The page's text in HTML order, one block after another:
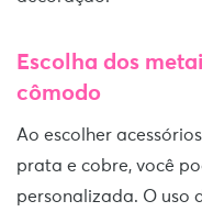
Escolha dos
cômodo
Ao escolher
prata e cobre, você
personalizada. O uso